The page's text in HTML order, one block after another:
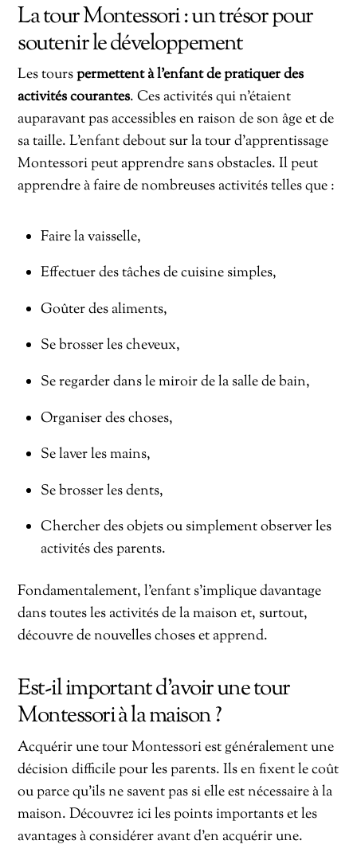
La tour Montessori : un trésor pour
soutenir le développement
Les tourspermettent à l’enfant de pratiquer des
activités courantes. Ces activités qui n’étaient
auparavant pas accessibles en raison de son âge et de
sa taille. L’enfant debout sur la tour d’apprentissage
Montessori peut apprendre sans obstacles. Il peut
apprendre à faire de nombreuses activités telles que :
Faire la vaisselle,
Effectuer des tâches de cuisine simples,
Goûter des aliments,
Se brosser les cheveux,
Se regarder dans le miroir de la salle de bain,
Organiser des choses,
Se laver les mains,
Se brosser les dents,
Chercher des objets ou simplement observer les
activités des parents.
Fondamentalement, l’enfant s’implique davantage
dans toutes les activités de la maison et, surtout,
découvre de nouvelles choses et apprend.
Est-il important d’avoir une tour
Montessori à la maison ?
Acquérir une tour Montessori est généralement une
décision difficile pour les parents. Ils en fixent le coût
ou parce qu’ils ne savent pas si elle est nécessaire à la
maison. Découvrez ici les points importants et les
avantages à considérer avant d’en acquérir une.